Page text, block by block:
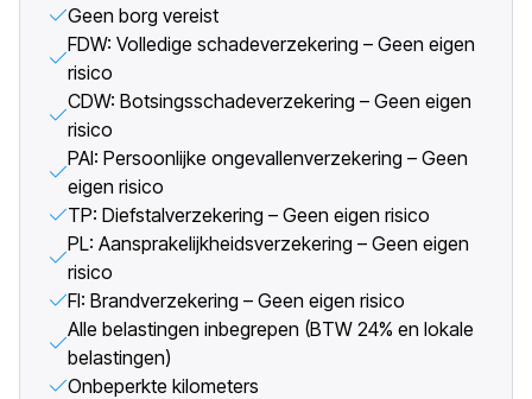
Geen borg vereist
FDW: Volledige schadeverzekering – Geen eigen
risico
CDW: Botsingsschadeverzekering – Geen eigen
risico
PAI: Persoonlijke ongevallenverzekering – Geen
eigen risico
TP: Diefstalverzekering – Geen eigen risico
PL: Aansprakelijkheidsverzekering – Geen eigen
risico
FI: Brandverzekering – Geen eigen risico
Alle belastingen inbegrepen (BTW 24% en lokale
belastingen)
Onbeperkte kilometers